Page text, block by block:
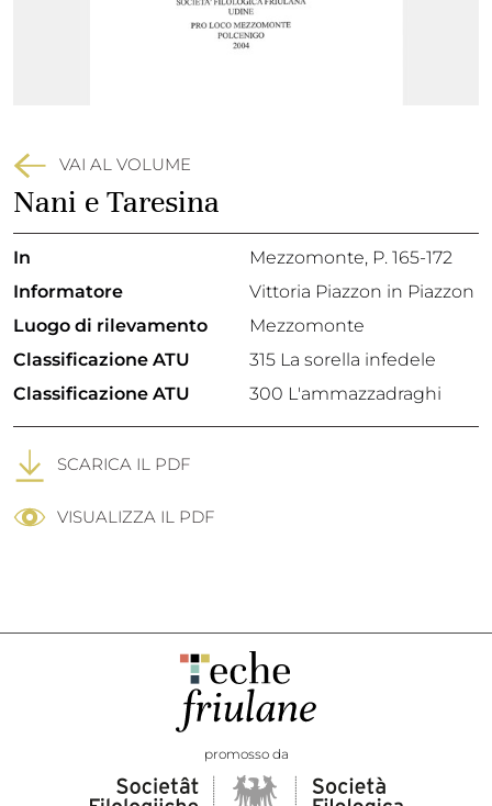
VAI AL VOLUME
Nani e Taresina
In Mezzomonte, P. 165-172
Informatore
Vittoria Piazzon in Piazzon
Luogo di rilevamento
Mezzomonte
Classificazione ATU
315 La sorella infedele
Classificazione ATU
300 L'ammazzadraghi
SCARICA IL PDF
VISUALIZZA IL PDF
promosso da